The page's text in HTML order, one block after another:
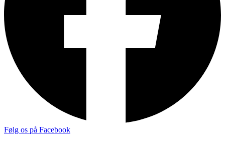
Følg os på Facebook